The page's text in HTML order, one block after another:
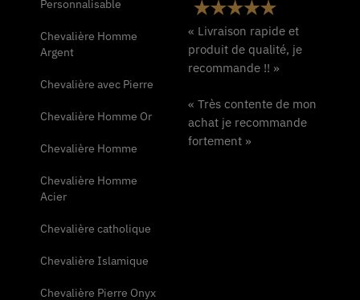
Personnalisable
Chevalière Homme
Argent
Chevalière avec Pierre
Chevalière Homme Or
Chevalière Homme
Chevalière Homme
Acier
Chevalière catholique
Chevalière Islamique
Chevalière Pierre Onyx
« Livraison rapide et
produit de qualité, je
recommande !! »
« Très contente de mon
achat je recommande
fortement »